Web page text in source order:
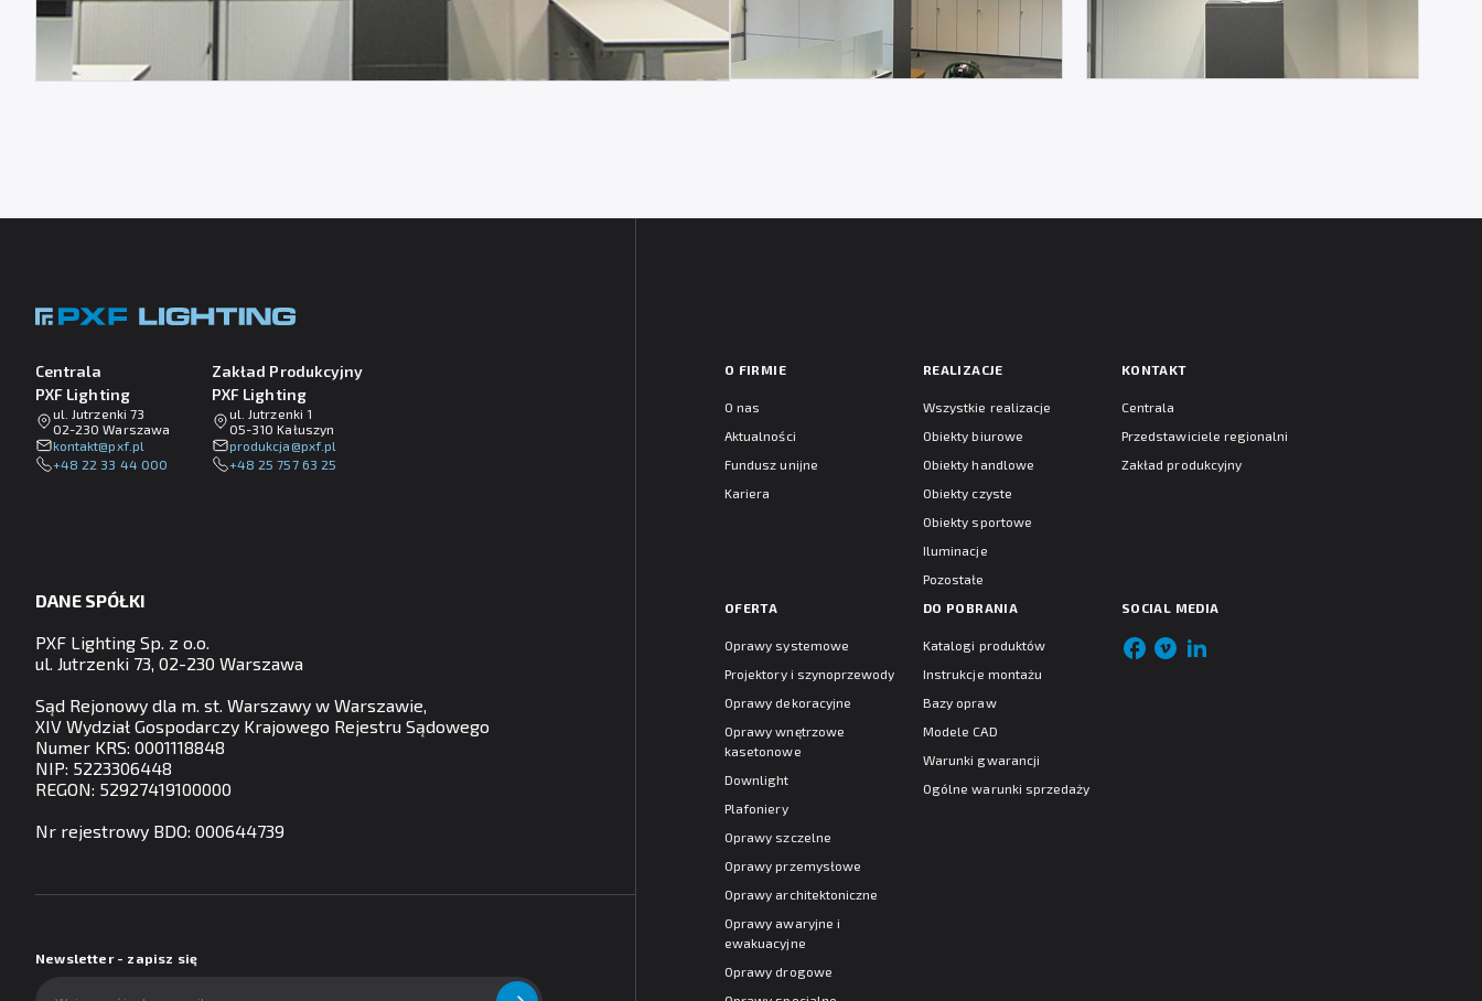
Centrala
PXF Lighting
ul. Jutrzenki 73
02-230 Warszawa
lp.fxp@tkatnok
+48 22 33 44 000
Zakład Produkcyjny
PXF Lighting
ul. Jutrzenki 1
05-310 Kałuszyn
lp.fxp@ajckudorp
+48 25 757 63 25
DANE SPÓŁKI
PXF Lighting Sp. z o.o.
ul. Jutrzenki 73, 02-230 Warszawa
Sąd Rejonowy dla m. st. Warszawy w Warszawie,
XIV Wydział Gospodarczy Krajowego Rejestru Sądowego
Numer KRS: 0001118848
NIP: 5223306448
REGON: 52927419100000
Nr rejestrowy BDO: 000644739
Newsletter - zapisz się
O FIRMIE
O nas
Aktualności
Fundusz unijne
Kariera
REALIZACJE
Wszystkie realizacje
Obiekty biurowe
Obiekty handlowe
Obiekty czyste
Obiekty sportowe
Iluminacje
Pozostałe
KONTAKT
Centrala
Przedstawiciele regionalni
Zakład produkcyjny
OFERTA
Oprawy systemowe
Projektory i szynoprzewody
Oprawy dekoracyjne
Oprawy wnętrzowe
kasetonowe
Downlight
Plafoniery
Oprawy szczelne
Oprawy przemysłowe
Oprawy architektoniczne
Oprawy awaryjne i
ewakuacyjne
Oprawy drogowe
DO POBRANIA
Katalogi produktów
Instrukcje montażu
Bazy opraw
Modele CAD
Warunki gwarancji
Ogólne warunki sprzedaży
SOCIAL MEDIA